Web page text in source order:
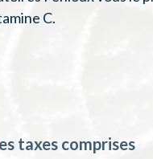
C.
taxes comprises